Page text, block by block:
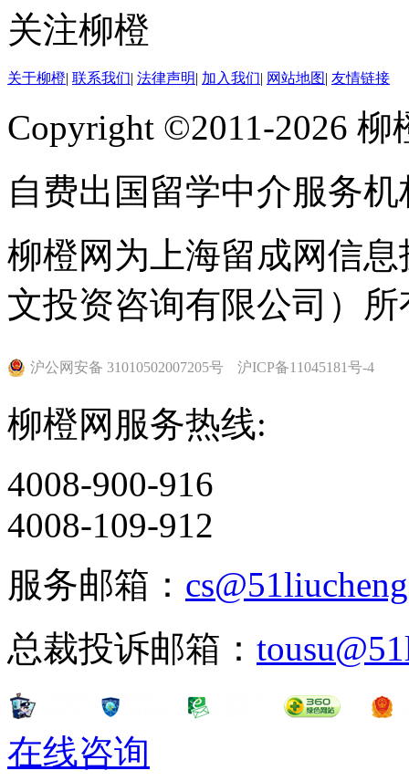
关注柳橙
关于柳橙| 联系我们| 法律声明| 加入我们| 网站地图| 友情链接
Copyright ©2011-2026
自费出国留学中介服务
柳橙网为上海留成网信
文投资咨询有限公司）所
沪公网安备 31010502007205号 沪ICP备11045181号-4
柳橙网服务热线:
4008-900-916
4008-109-912
服务邮箱：
总裁投诉邮箱：
在线咨询